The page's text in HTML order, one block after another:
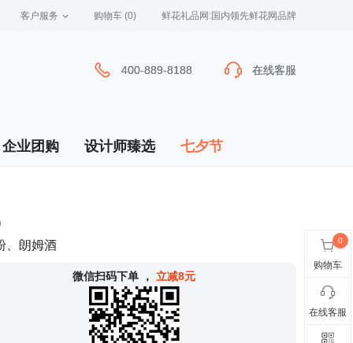
客户服务 购物车 (0) 鲜花礼品网:国内领先鲜花网品牌
400-889-8188 在线客服
400-889-8188 在线客服
企业团购 设计师臻选 七夕节
、朗姆酒
微信扫码下单 ， 立减8元
购物车
在线客服